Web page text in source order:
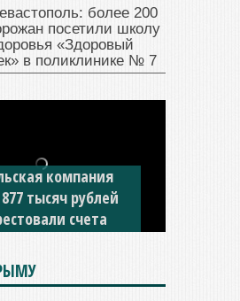
более 200
посетили школу
«Здоровый
в поликлинике № 7
компания
тысяч рублей
счета
10 лет